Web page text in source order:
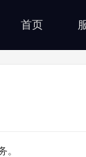
首页
。